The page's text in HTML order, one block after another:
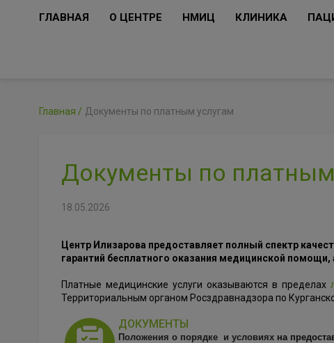
ГЛАВНАЯ О ЦЕНТРЕ НМИЦ КЛИНИКА
Главная Документы по платным услугам
Документы по платным
18.05.2026
Центр Илизарова предоставляет полный спектр
гарантий бесплатного оказания медицинской
Платные медицинские услуги оказываются в пределах
Территориальным органом Росздравнадзора по
ДОКУМЕНТЫ
Положения о порядке и условиях на